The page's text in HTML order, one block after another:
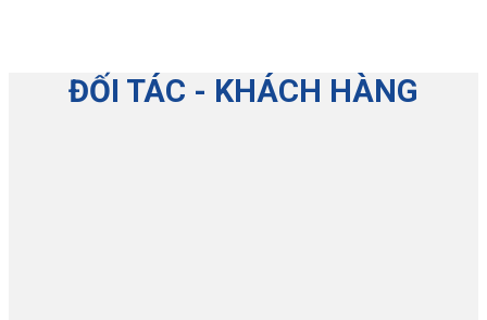
ĐỐI TÁC - KHÁCH HÀNG